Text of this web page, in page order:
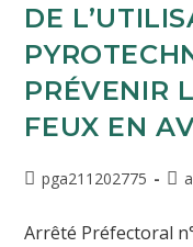
DE
PRÉVENIR
FEUX EN
pga211202775
Arrêté Préfectoral